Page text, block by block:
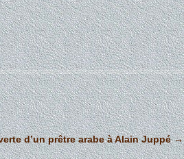
d’un prêtre arabe à Alain Juppé→